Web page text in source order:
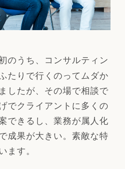
のうち、コンサルティン
たりで行くのってムダか
したが、その場で相談で
でクライアントに多くの
できるし、業務が属人化
成果が大きい。素敵な特
ます。